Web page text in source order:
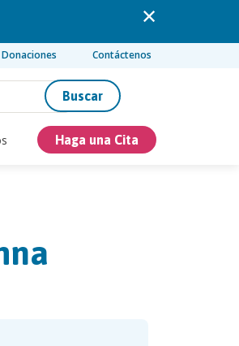
Donaciones Contáctenos
Buscar
Haga una Cita